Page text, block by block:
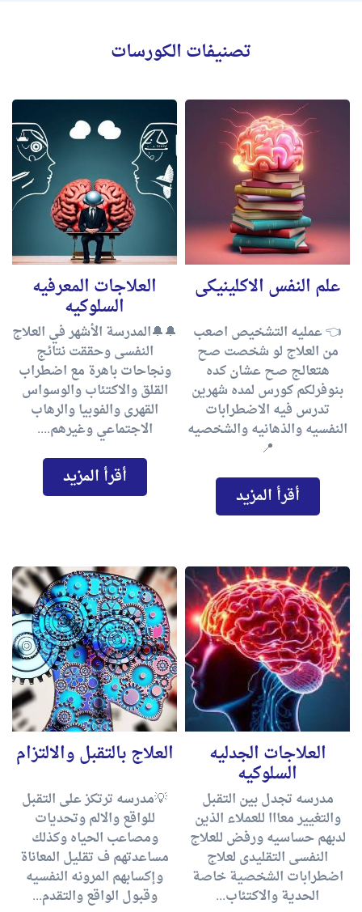
تصنيفات الكورسات
علم النفس الاكلينيكى
👈 عمليه التشخيص اصعب
من العلاج لو شخصت صح
هتعالج صح عشان كده
بنوفرلكم كورس لمده شهرين
تدرس فيه الاضطرابات
النفسيه والذهانيه والشخصيه
📍
أقرأ المزيد
العلاجات المعرفيه
السلوكيه
🔔🔔المدرسة الأشهر في العلاج
النفسى وحققت نتائج
ونجاحات باهرة مع اضطراب
القلق والاكتئاب والوسواس
القهرى والفوبيا والرهاب
الاجتماعي وغيرهم....
أقرأ المزيد
العلاجات الجدليه
السلوكيه
مدرسه تجدل بين التقبل
والتغيير معااا للعملاء الذين
لدبهم حساسيه ورفض للعلاج
النفسى التقليدى لعلاج
اضطرابات الشخصية خاصة
الحدية والاكتئاب...
العلاج بالتقبل والالتزام
💡مدرسه ترتكز على التقبل
للواقع والالم وتحديات
ومصاعب الحياه وكذلك
مساعدتهم ف تقليل المعاناة
وإكسابهم المرونه النفسيه
وقبول الواقع والتقدم...